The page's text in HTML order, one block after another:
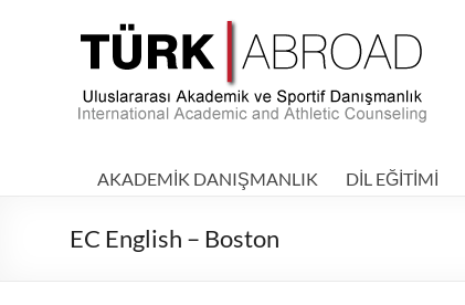
TÜRKABROAD
Uluslararası
Akademik
Sportif
AKADEMİK DANIŞMANLIK DİL EĞİTİMİ
EC English – Boston